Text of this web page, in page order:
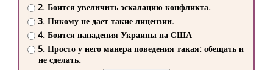
2. Боится увеличить эскалацию конфликта.
3. Никому не дает такие лицензии.
4. Боится нападения Украины на США
5. Просто у него манера поведения такая: обещать и
не сделать.